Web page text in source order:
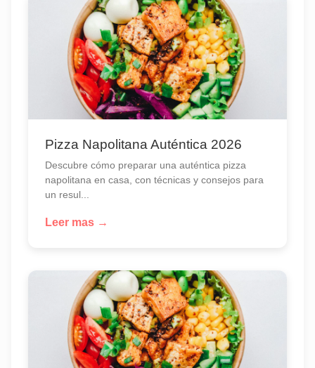
Pizza Napolitana Auténtica 2026
Descubre cómo preparar una auténtica pizza
napolitana en casa, con técnicas y consejos para
un resul...
Leer mas →